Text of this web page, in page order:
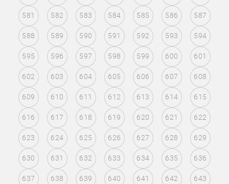
581 582 583 584 585 586 587
588 589 590 591 592 593 594
595 596 597 598 599 600 601
602 603 604 605 606 607 608
609 610 611 612 613 614 615
616 617 618 619 620 621 622
623 624 625 626 627 628 629
630 631 632 633 634 635 636
637 638 639 640 641 642 643